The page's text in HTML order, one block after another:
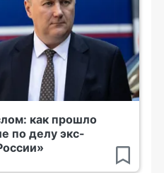
как прошло
по делу экс-